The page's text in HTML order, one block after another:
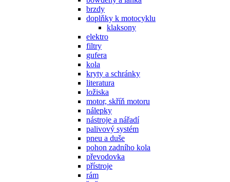
brzdy
doplňky k motocyklu
klaksony
elektro
filtry
gufera
kola
kryty a schránky
literatura
ložiska
motor, skříň motoru
nálepky
nástroje a nářadí
palivový systém
pneu a duše
pohon zadního kola
převodovka
přístroje
rám